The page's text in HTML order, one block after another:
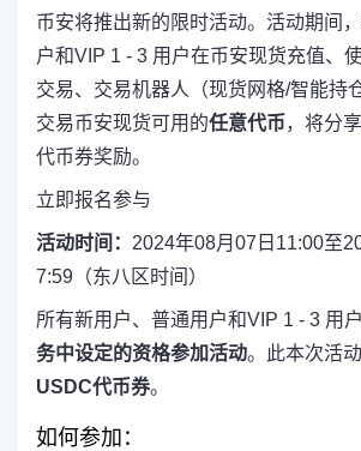
币安将推出新的限时活动。活动期间
户和VIP 1 - 3 用户在币安现货充值、
交易、交易机器人（现货网格/智能持
交易币安现货可用的任意代币，将分享
代币券奖励。
立即报名参与
活动时间： 2024年08月07日11:00至
7:59（东八区时间）
所有新用户、普通用户和VIP 1 - 3 用户
务中设定的资格参加活动。此本次活
USDC代币券。
如何参加：